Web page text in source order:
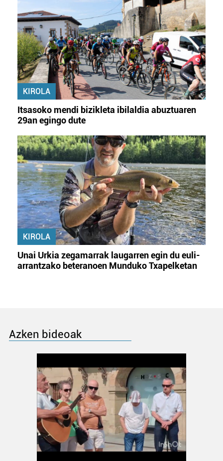
KIROLA
Itsasoko mendi bizikleta ibilaldia abuztuaren
29an egingo dute
KIROLA
Unai Urkia zegamarrak laugarren egin du euli-
arrantzako beteranoen Munduko Txapelketan
Azken bideoak